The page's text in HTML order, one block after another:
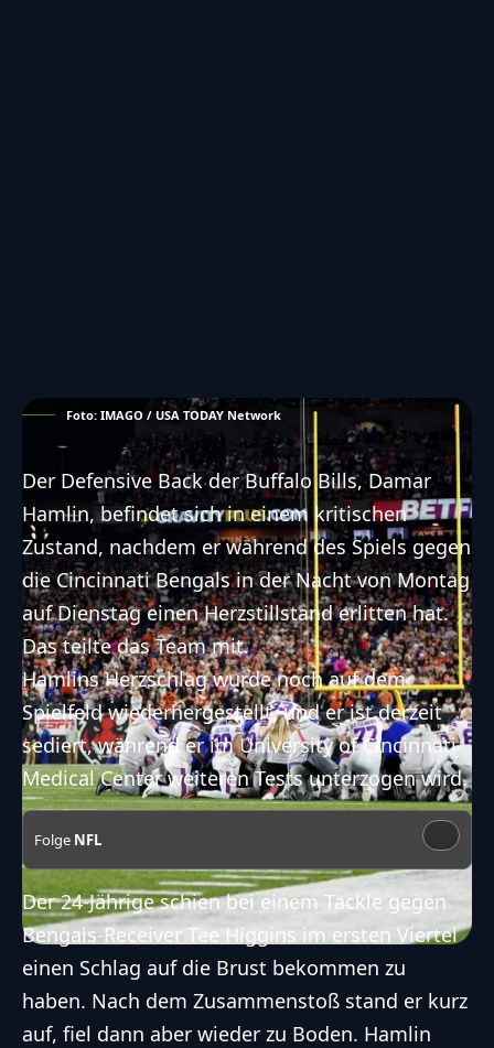
Foto: IMAGO / USA TODAY Network
Der Defensive Back der Buffalo Bills, Damar
Hamlin, befindet sich in einem kritischen
Zustand, nachdem er während des Spiels gegen
die Cincinnati Bengals in der Nacht von Montag
auf Dienstag einen Herzstillstand erlitten hat.
Das teilte das Team mit.
Hamlins Herzschlag wurde noch auf dem
Spielfeld wiederhergestellt, und er ist derzeit
sediert, während er im University of Cincinnati
Medical Center weiteren Tests unterzogen wird.
Folge NFL
Der 24-Jährige schien bei einem Tackle gegen
Bengals-Receiver Tee Higgins im ersten Viertel
einen Schlag auf die Brust bekommen zu
haben. Nach dem Zusammenstoß stand er kurz
auf, fiel dann aber wieder zu Boden. Hamlin